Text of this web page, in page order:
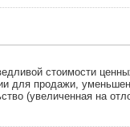
стоимости
для продажи,
(увеличенная на